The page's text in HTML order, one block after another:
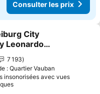
Consulter les prix
à mes favoris
City
Leonardo
7 193
: Quartier Vauban
insonorisées avec vues